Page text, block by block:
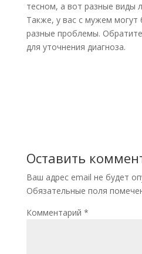
тесном, а вот разные виды
Также, у вас с мужем
разные проблемы.
для уточнения диагноза.
Оставить
Ваш адрес email не будет
Обязательные поля
Комментарий *